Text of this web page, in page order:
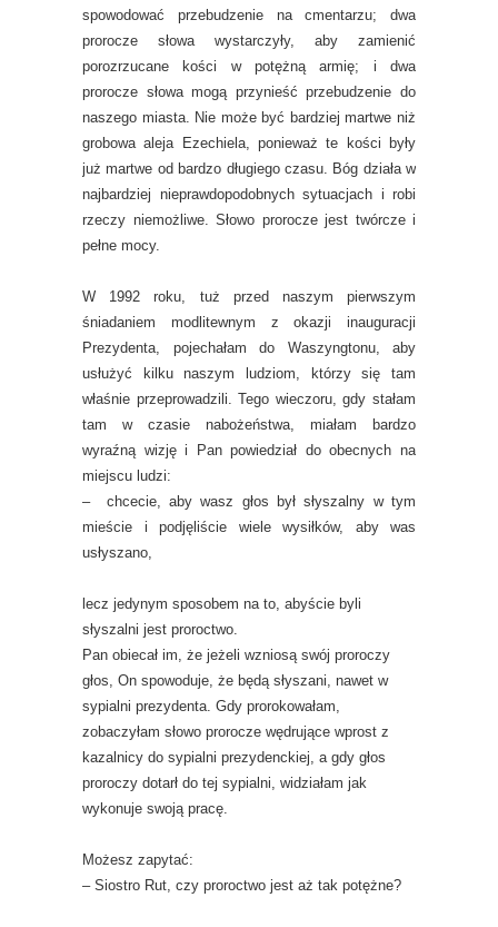
spowodować przebudzenie na cmentarzu; dwa
prorocze słowa wystarczyły, aby zamienić
porozrzucane kości w potężną armię; i dwa
prorocze słowa mogą przynieść przebudzenie do
naszego miasta. Nie może być bardziej martwe niż
grobowa aleja Ezechiela, ponieważ te kości były
już martwe od bardzo długiego czasu. Bóg działa w
najbardziej nieprawdopodobnych sytuacjach i robi
rzeczy niemożliwe. Słowo prorocze jest twórcze i
pełne mocy.
W 1992 roku, tuż przed naszym pierwszym
śniadaniem modlitewnym z okazji inauguracji
Prezydenta, pojechałam do Waszyngtonu, aby
usłużyć kilku naszym ludziom, którzy się tam
właśnie przeprowadzili. Tego wieczoru, gdy stałam
tam w czasie nabożeństwa, miałam bardzo
wyraźną wizję i Pan powiedział do obecnych na
miejscu ludzi:
– chcecie, aby wasz głos był słyszalny w tym
mieście i podjęliście wiele wysiłków, aby was
usłyszano,
lecz jedynym sposobem na to, abyście byli
słyszalni jest proroctwo.
Pan obiecał im, że jeżeli wzniosą swój proroczy
głos, On spowoduje, że będą słyszani, nawet w
sypialni prezydenta. Gdy prorokowałam,
zobaczyłam słowo prorocze wędrujące wprost z
kazalnicy do sypialni prezydenckiej, a gdy głos
proroczy dotarł do tej sypialni, widziałam jak
wykonuje swoją pracę.
Możesz zapytać:
– Siostro Rut, czy proroctwo jest aż tak potężne?